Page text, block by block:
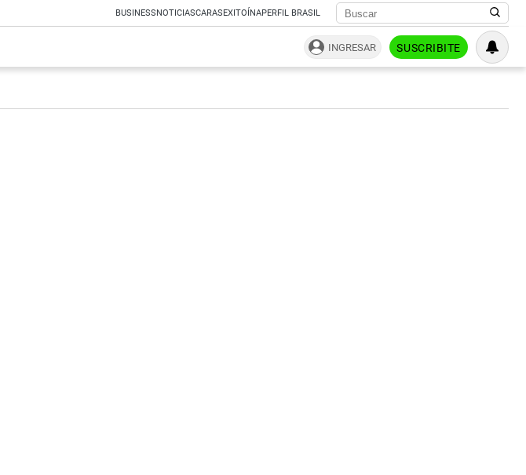
BUSINESSNOTICIASCARASEXITOÍNAPERFIL BRASIL
INGRESAR SUSCRIBITE